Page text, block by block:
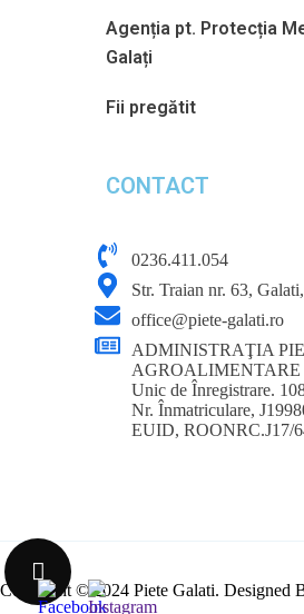
Agenția pt. Protecția
Galați
Fii pregătit
CONTACT
0236.411.054
Str. Traian nr. 63,
office@piete-galati.ro
ADMINISTRAŢIA
AGROALIMENTARE
Unic de Înregistrare.
Nr. Înmatriculare,
EUID, ROONRC.J17/
Copyright © 2024 Piete Galati. Designed